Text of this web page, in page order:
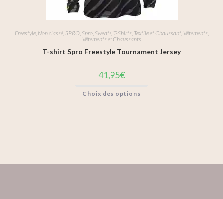
Freestyle, Non classé, SPRO, Spro, Sweats, T-Shirts, Textile et Chaussant, Vêtements,
Vêtements et Chaussants
T-shirt Spro Freestyle Tournament Jersey
41,95€
Choix des options